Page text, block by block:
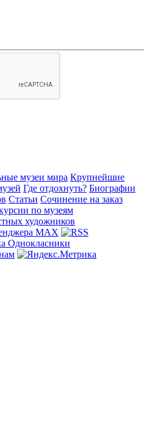
музеи мира Крупнейшие
Где отдохнуть? Биографии
Статьи Сочинение на заказ
по музеям
художников